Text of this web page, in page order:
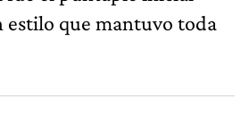
estilo que mantuvo toda